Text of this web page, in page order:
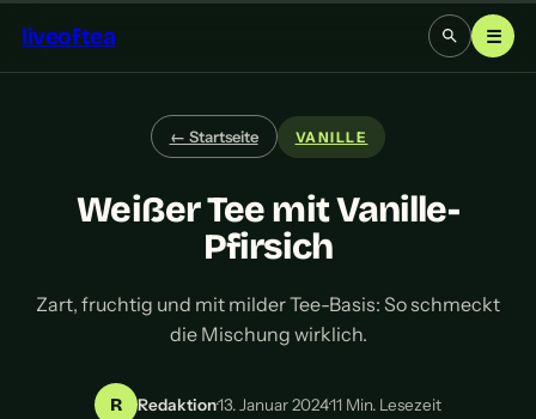
liveoftea ☰
← Startseite VANILLE
Weißer Tee mit Vanille-
Pfirsich
Zart, fruchtig und mit milder Tee-Basis: So schmeckt
die Mischung wirklich.
R Redaktion·13. Januar 2024·11 Min. Lesezeit